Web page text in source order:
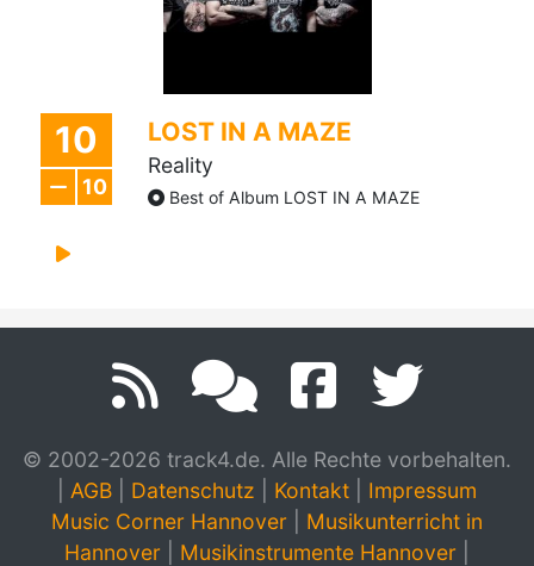
10
10
LOST IN A MAZE
Reality
Best of Album LOST IN A MAZE
© 2002-2026 track4.de. Alle Rechte vorbehalten.
AGB Datenschutz Kontakt
Impressum
Music Corner Hannover
Musikunterricht in
Hannover
Musikinstrumente Hannover